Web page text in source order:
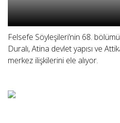
Felsefe Söyleşileri’nin 68.
Duralı, Atina devlet yapısı ve
merkez ilişkilerini ele alıyor.